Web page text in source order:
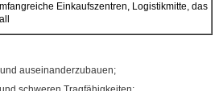
Einkaufszentren, Logistikmitte, das
auseinanderzubauen;